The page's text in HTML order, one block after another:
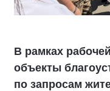
В рамках
объекты
по запросам